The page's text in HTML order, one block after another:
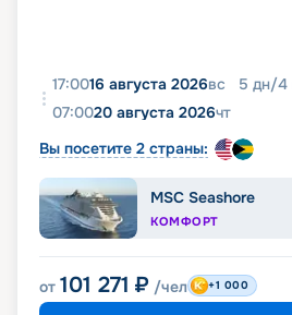
17:0016 августа 2026вс 5 дн/4
07:0020 августа 2026чт
Вы посетите 2 страны:
MSC Seashore
КОМФОРТ
от 101 271 ₽ /чел +1 000